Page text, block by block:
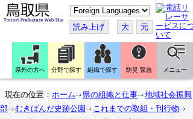
こ
の
ペ
ー
ジ
翻
訳
す
読み上げ 大 元
県外の方へ 分野で探す 組織で探す 防災 緊急 メニュー
現在の位置： ホーム 県の組織と仕事
地域社会振興
部
むきばんだ史跡公園
これまでの取組・刊行物